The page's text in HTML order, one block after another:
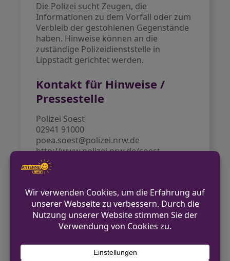
Die Polizei sucht Zeugen, die
Informationen zu dem Vorfall oder zum
Verbleib der gestohlenen Gegenstände
haben. Hinweise können an die
zuständige Polizeidienststelle in
Lippstadt gerichtet werden.
Kontakt für Hinweise /
Pressestelle
Polizei Soest
02941 91000
poea.soest@polizei.nrw.de
http://www.polizei.nrw.de/soest
VORHERIGER BEITRAG
Lienen: Ballenpresse in Brand, Ursache
unbekannt
NÄCHSTER BEITRAG
Polizei berät zu Verkehrssicherheit und